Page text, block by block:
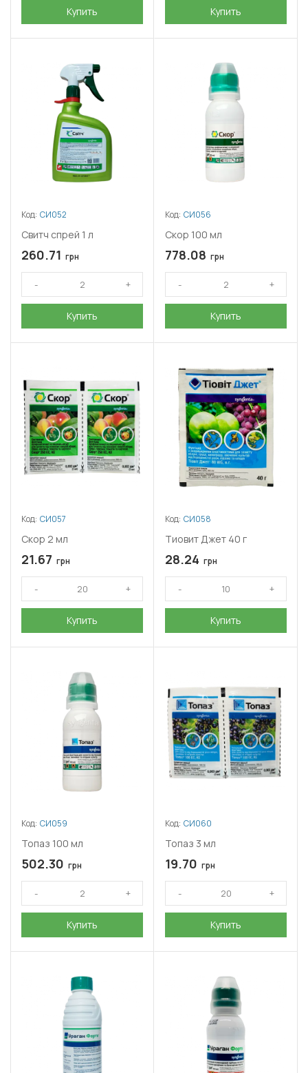
Купить Купить
Код: СИ052
Свитч спрей 1 л
260.71 грн
Купить
Код: СИ056
Скор 100 мл
778.08 грн
Купить
Код: СИ057
Скор 2 мл
21.67 грн
Купить
Код: СИ058
Тиовит Джет 40 г
28.24 грн
Купить
Код: СИ059
Топаз 100 мл
502.30 грн
Купить
Код: СИ060
Топаз 3 мл
19.70 грн
Купить